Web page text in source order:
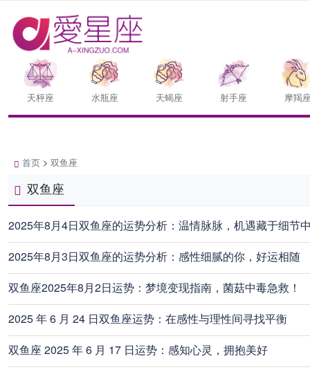
天枰座 水瓶座 天蝎座 射手座 摩羯
首页 > 双鱼座
双鱼座
2025年8月4日双鱼座的运势分析：温情脉脉，机遇藏于细节
2025年8月3日双鱼座的运势分析：感性细腻的你，好运相随
双鱼座2025年8月2日运势：梦境变现指南，菌菇中毒急救！
2025 年 6 月 24 日双鱼座运势：在感性与理性间寻找平衡
双鱼座 2025 年 6 月 17 日运势：感知心灵，拥抱美好​